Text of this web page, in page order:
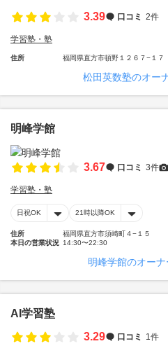
3.39
口コミ 2件
学習塾・塾
住所 福岡県直方市頓野１２６７−１７
松田英数塾のオー
明峰学館
3.67 口コミ 3件
学習塾・塾
日祝OK 21時以降OK
住所
福岡県直方市須崎町４−１５
本日の営業状況 14:30〜22:30
明峰学館のオーナ
AI学習塾
3.29
口コミ 1件